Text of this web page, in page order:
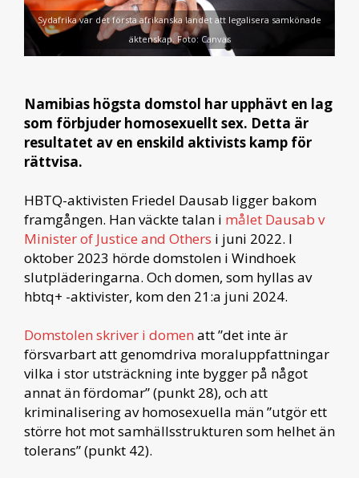
Sydafrika var det första afrikanska landet att legalisera samkönade
äktenskap. Foto: Canvas
Namibias högsta domstol har upphävt en lag
som förbjuder homosexuellt sex. Detta är
resultatet av en enskild aktivists kamp för
rättvisa.
HBTQ-aktivisten Friedel Dausab ligger bakom
framgången. Han väckte talan i målet Dausab v
Minister of Justice and Others i juni 2022. I
oktober 2023 hörde domstolen i Windhoek
slutpläderingarna. Och domen, som hyllas av
hbtq+ -aktivister, kom den 21:a juni 2024.
Domstolen skriver i domen att ”det inte är
försvarbart att genomdriva moraluppfattningar
vilka i stor utsträckning inte bygger på något
annat än fördomar” (punkt 28), och att
kriminalisering av homosexuella män ”utgör ett
större hot mot samhällsstrukturen som helhet än
tolerans” (punkt 42).